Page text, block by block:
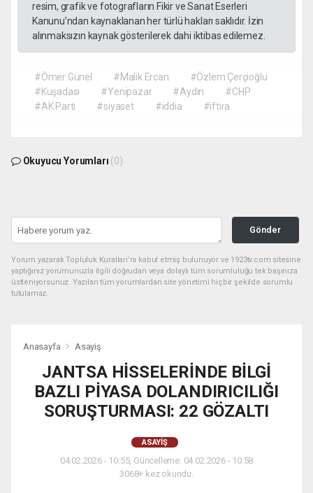
resim, grafik ve fotografların Fikir ve Sanat Eserleri
Kanunu’ndan kaynaklanan her türlü hakları saklıdır. İzin
alınmaksızın kaynak gösterilerek dahi iktibas edilemez.
#Ömer Günel #Malik Ercan
#Özlem Çerçioğlu
#Kuşadası
#Yenipazar #Aydın
#CHP
#AK Parti
#siyaset #iddia #iftira
Okuyucu Yorumları (0)
Gönder
Yorum yazarak Topluluk Kuralları’nı kabul etmiş bulunuyor ve 1923tv.com sitesine
yaptığınız yorumunuzla ilgili doğrudan veya dolaylı tüm sorumluluğu tek başınıza
üstleniyorsunuz. Yazılan tüm yorumlardan site yönetimi hiçbir şekilde sorumlu
tutulamaz.
Anasayfa Asayiş
JANTSA HİSSELERİNDE BİLGİ
BAZLI PİYASA DOLANDIRICILIĞI
SORUŞTURMASI: 22 GÖZALTI
ASAYIŞ
04.02.2026 - 10:55, Güncelleme: 04.02.2026 - 10:58
3068+ kez okundu.